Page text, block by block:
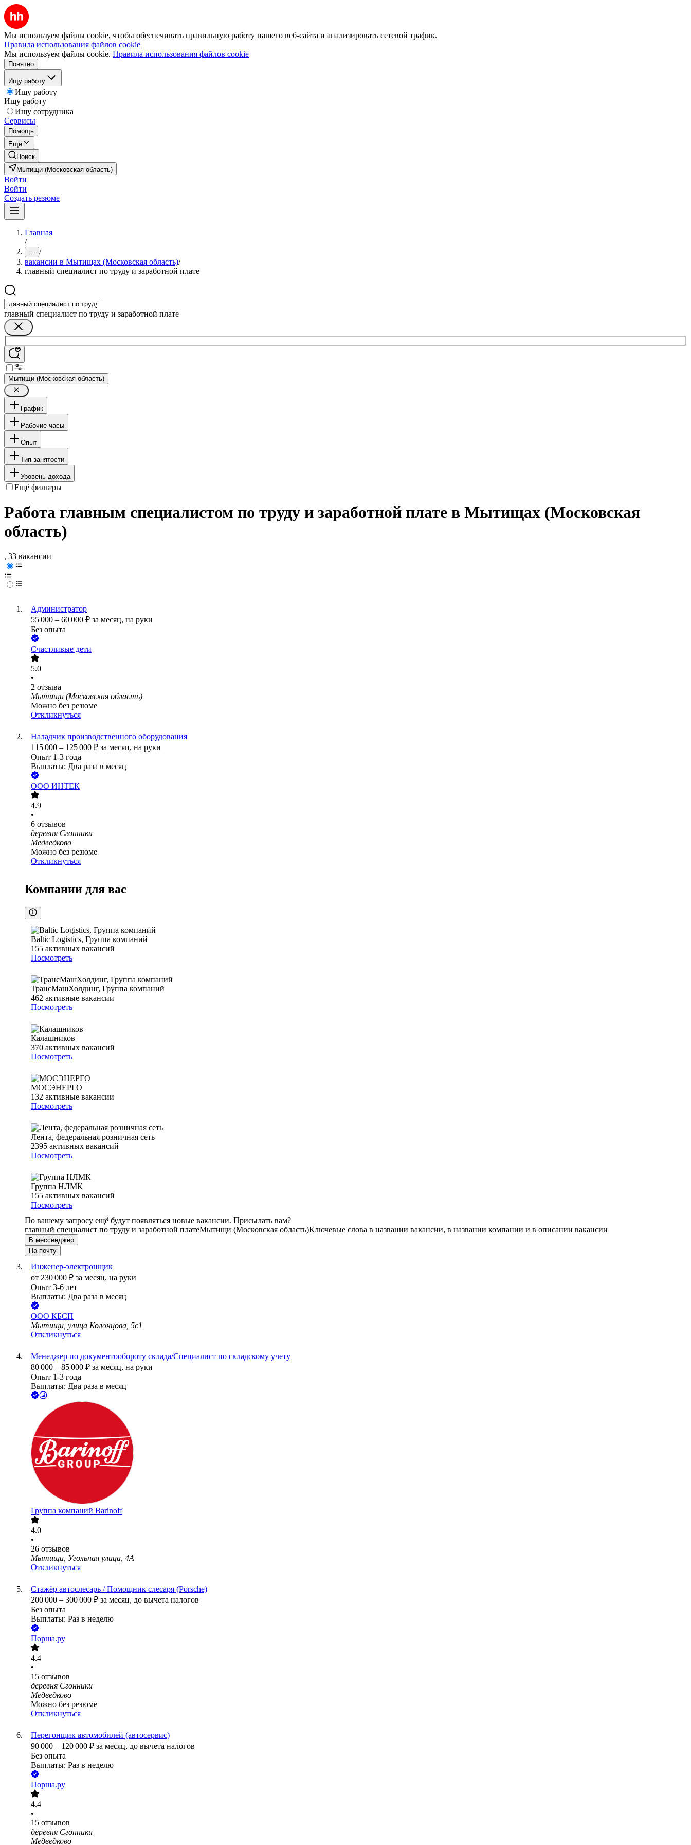
Мы используем файлы cookie, чтобы обеспечивать правильную работу нашего веб-сайта и анализировать сетевой трафик.
Правила использования файлов cookie
Мы используем файлы cookie. Правила использования файлов cookie
Понятно
Ищу работу
Ищу работу
Ищу работу
Ищу сотрудника
Сервисы
Помощь
Ещё
Поиск
Мытищи (Московская область)
Войти
Войти
Создать резюме
Главная
/
... /
вакансии в Мытищах (Московская область)/
главный специалист по труду и заработной плате
главный специалист по труду и заработной плате
Мытищи (Московская область)
График
Рабочие часы
Опыт
Тип занятости
Уровень дохода
Ещё фильтры
Работа главным специалистом по труду и заработной плате в Мытищах (Московская
область)
, 33 вакансии
Администратор
55 000 – 60 000 ₽ за месяц, на руки
Без опыта
Счастливые дети
5.0
•
2 отзыва
Мытищи (Московская область)
Можно без резюме
Откликнуться
Наладчик производственного оборудования
115 000 – 125 000 ₽ за месяц, на руки
Опыт 1-3 года
Выплаты: Два раза в месяц
ООО ИНТЕК
4.9
•
6 отзывов
деревня Сгонники
Медведково
Можно без резюме
Откликнуться
Компании для вас
Baltic Logistics, Группа компаний
155 активных вакансий
Посмотреть
ТрансМашХолдинг, Группа компаний
462 активные вакансии
Посмотреть
Калашников
370 активных вакансий
Посмотреть
МОСЭНЕРГО
132 активные вакансии
Посмотреть
Лента, федеральная розничная сеть
2395 активных вакансий
Посмотреть
Группа НЛМК
155 активных вакансий
Посмотреть
По вашему запросу ещё будут появляться новые вакансии. Присылать вам?
главный специалист по труду и заработной платеМытищи (Московская область)Ключевые слова в названии вакансии, в названии компании и в описании вакансии
В мессенджер
На почту
Инженер-электронщик
от 230 000 ₽ за месяц, на руки
Опыт 3-6 лет
Выплаты: Два раза в месяц
ООО КБСП
Мытищи, улица Колонцова, 5с1
Откликнуться
Менеджер по документообороту склада/Специалист по складскому учету
80 000 – 85 000 ₽ за месяц, на руки
Опыт 1-3 года
Выплаты: Два раза в месяц
Группа компаний Barinoff
4.0
•
26 отзывов
Мытищи, Угольная улица, 4А
Откликнуться
Стажёр автослесарь / Помощник слесаря (Porsche)
200 000 – 300 000 ₽ за месяц, до вычета налогов
Без опыта
Выплаты: Раз в неделю
Порша.ру
4.4
•
15 отзывов
деревня Сгонники
Медведково
Можно без резюме
Откликнуться
Перегонщик автомобилей (автосервис)
90 000 – 120 000 ₽ за месяц, до вычета налогов
Без опыта
Выплаты: Раз в неделю
Порша.ру
4.4
•
15 отзывов
деревня Сгонники
Медведково